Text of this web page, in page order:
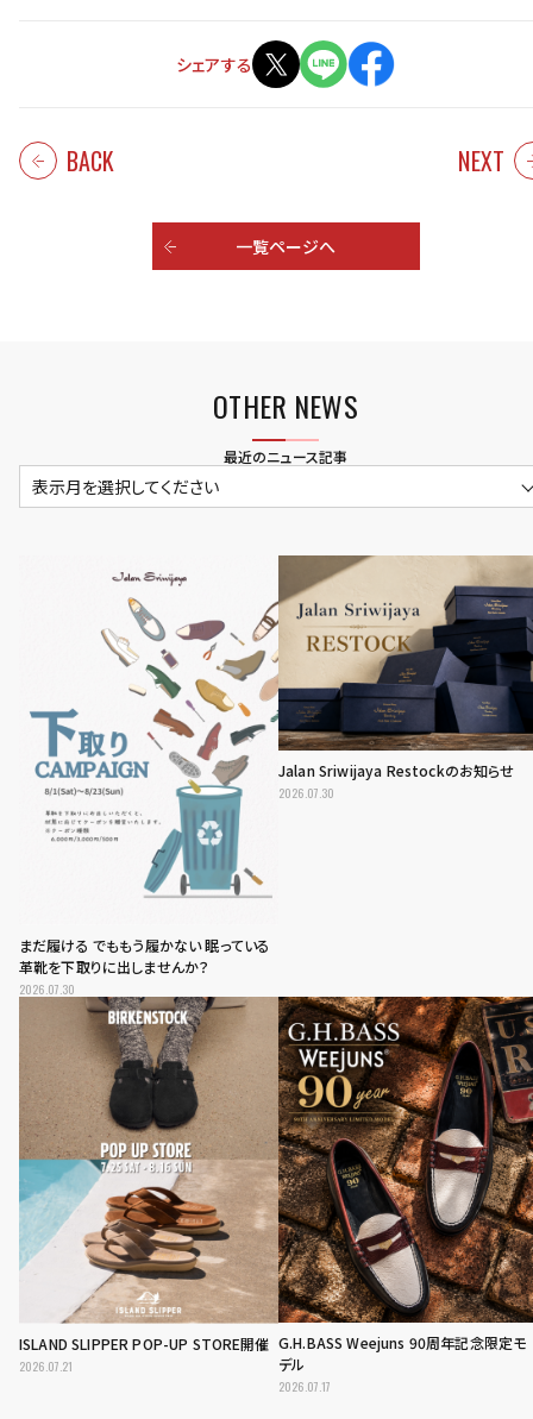
シェアする
BACK NEXT
一覧ページへ
OTHER NEWS
最近のニュース記事
表示月を選択してください
まだ履ける でももう履かない 眠っている
革靴を下取りに出しませんか？
2026.07.30
Jalan Sriwijaya Restockのお知らせ
2026.07.30
ISLAND SLIPPER POP-UP STORE開催
2026.07.21
G.H.BASS Weejuns 90周年記念限定モ
デル
2026.07.17